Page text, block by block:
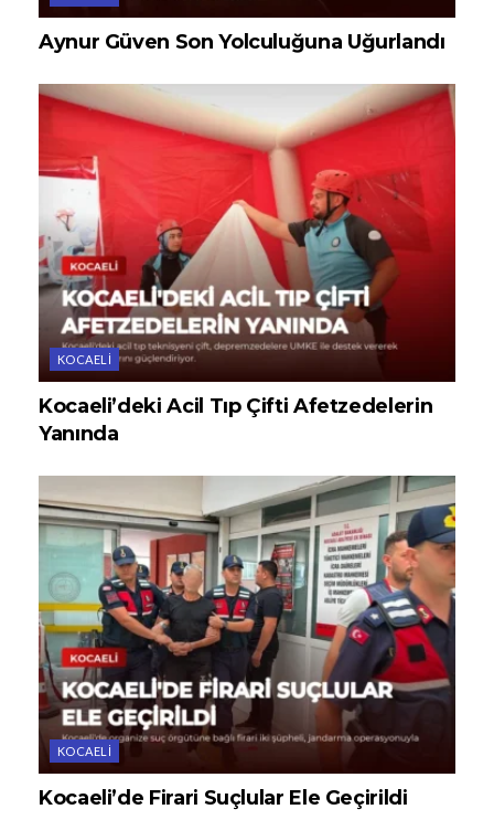
Aynur Güven Son Yolculuğuna Uğurlandı
KOCAELI
Kocaeli’deki Acil Tıp Çifti Afetzedelerin
Yanında
KOCAELI
Kocaeli’de Firari Suçlular Ele Geçirildi